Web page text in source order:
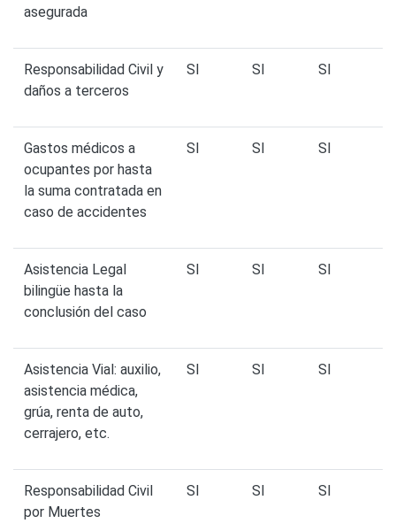
asegurada
Responsabilidad Civil y
daños a terceros
SI SI SI
Gastos médicos a
ocupantes por hasta
la suma contratada en
caso de accidentes
SI SI SI
Asistencia Legal
bilingüe hasta la
conclusión del caso
SI SI SI
Asistencia Vial: auxilio,
asistencia médica,
grúa, renta de auto,
cerrajero, etc.
SI SI SI
Responsabilidad Civil
por Muertes
SI SI SI